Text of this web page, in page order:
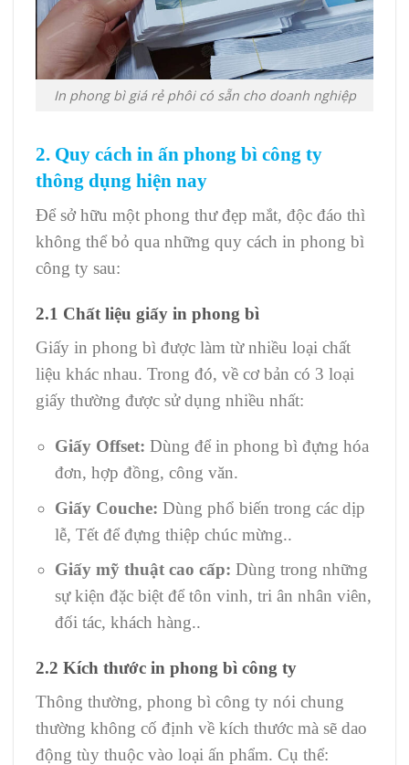
In phong bì giá rẻ phôi có sẵn cho doanh nghiệp
2. Quy cách in ấn phong bì công ty
thông dụng hiện nay
Để sở hữu một phong thư đẹp mắt, độc đáo thì
không thể bỏ qua những quy cách in phong bì
công ty sau:
2.1 Chất liệu giấy in phong bì
Giấy in phong bì được làm từ nhiều loại chất
liệu khác nhau. Trong đó, về cơ bản có 3 loại
giấy thường được sử dụng nhiều nhất:
Giấy Offset: Dùng để in phong bì đựng hóa
đơn, hợp đồng, công văn.
Giấy Couche: Dùng phổ biến trong các dịp
lễ, Tết để đựng thiệp chúc mừng..
Giấy mỹ thuật cao cấp: Dùng trong những
sự kiện đặc biệt để tôn vinh, tri ân nhân viên,
đối tác, khách hàng..
2.2 Kích thước in phong bì công ty
Thông thường, phong bì công ty nói chung
thường không cố định về kích thước mà sẽ dao
động tùy thuộc vào loại ấn phẩm. Cụ thể: